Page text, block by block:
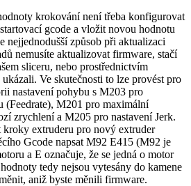
krokování není třeba konfigurovat
gcode a vložit novou hodnotu
nejjednodušší způsob při aktualizaci
nemusíte aktualizovat firmware, stačí
sliceru, nebo prostřednictvím
Ve skutečnosti to lze provést pro
nastavení pohybu s M203 pro
(Feedrate), M201 pro maximální
zrychlení a M205 pro nastavení Jerk.
extruderu pro nový extruder
Gcode napsat M92 E415 (M92 je
a E označuje, že se jedná o motor
tedy nejsou vytesány do kamene
aniž byste měnili firmware.